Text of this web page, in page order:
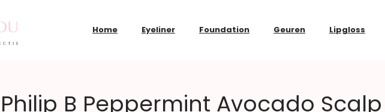
Home Eyeliner Foundation Geuren Lipgloss
Philip B Peppermint Avocado